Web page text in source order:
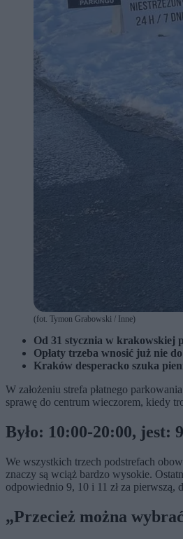
(fot. Tymon Grabowski / Inne)
Od 31 stycznia w krakowskiej
Opłaty trzeba wnosić już nie
Kraków desperacko szuka
W założeniu strefa płatnego
sprawę do centrum wieczorem, kiedy
Było: 10:00-20:00, jest:
We wszystkich trzech podstrefach
znaczy są wciąż bardzo wysokie.
odpowiednio 9, 10 i 11 zł za pierwszą,
„Przecież można